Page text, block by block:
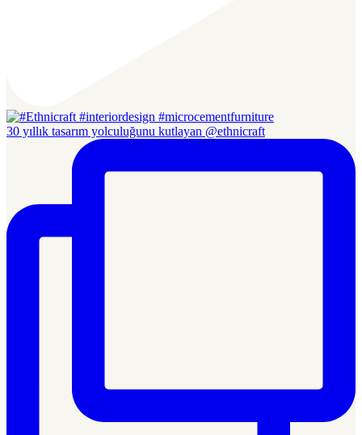
30 yıllık tasarım yolculuğunu kutlayan @ethnicraft